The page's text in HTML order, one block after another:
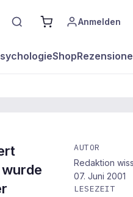
Anmelden
Shop
AUTOR
Redaktion
07. Juni 2001
LESEZEIT